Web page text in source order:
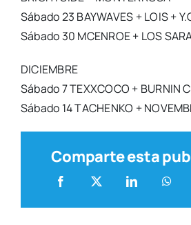
Sába­do 23 BAYWAVES + LOIS +
Sába­do 30 MCENROE + LOS
DICIEMBRE
Sába­do 7 TEXXCOCO + BURNIN
Sába­do 14 TACHENKO +
Comparte esta